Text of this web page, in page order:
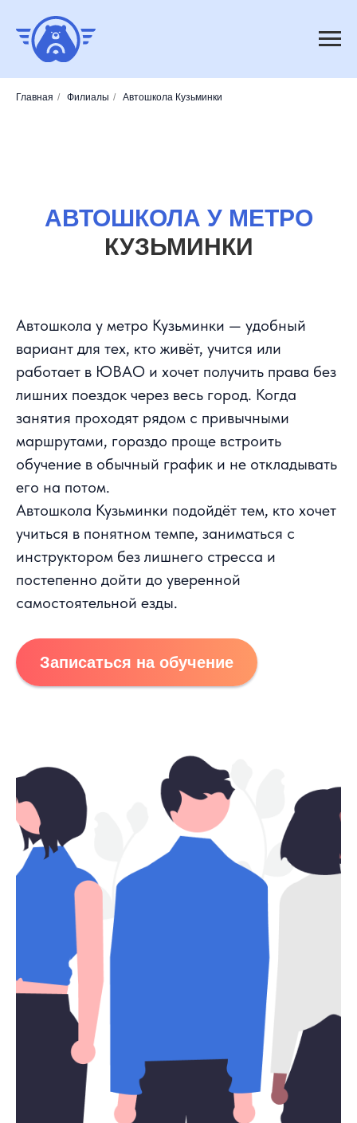
Главная / Филиалы / Автошкола Кузьминки
АВТОШКОЛА У МЕТРО
КУЗЬМИНКИ
Автошкола у метро Кузьминки — удобный
вариант для тех, кто живёт, учится или
работает в ЮВАО и хочет получить права без
лишних поездок через весь город. Когда
занятия проходят рядом с привычными
маршрутами, гораздо проще встроить
обучение в обычный график и не откладывать
его на потом.
Автошкола Кузьминки подойдёт тем, кто хочет
учиться в понятном темпе, заниматься с
инструктором без лишнего стресса и
постепенно дойти до уверенной
самостоятельной езды.
Записаться на обучение